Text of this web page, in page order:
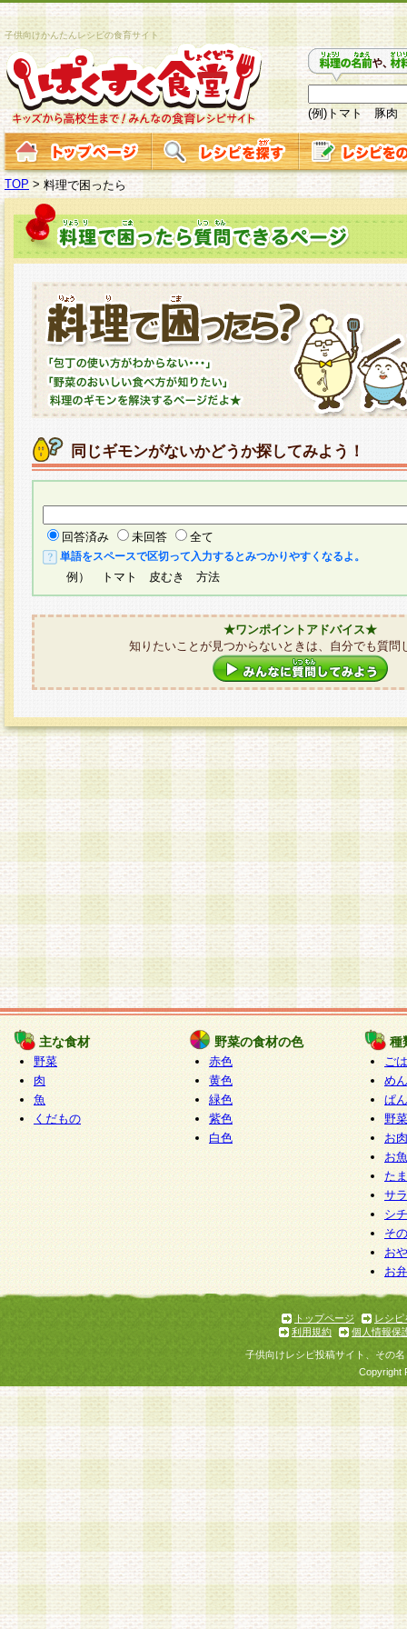
子供向けかんたんレシピの食育サイト
(例)トマト 豚肉
TOP >料理で困ったら
同じギモンがないかどうか探してみよう！
回答済み 未回答 全て
単語をスペースで区切って入力するとみつかりやすくなるよ。
例） トマト 皮むき 方法
★ワンポイントアドバイス★
知りたいことが見つからないときは、自分でも質問
主な食材
野菜
肉
魚
くだもの
野菜の食材の色
赤色
黄色
緑色
紫色
白色
種
ご
めん
ぱん
野
お
お
た
サ
シ
そ
お
お
トップページ
レシピ
利用規約
個人情報保
子供向けレシピ投稿サイト、その
Copyright